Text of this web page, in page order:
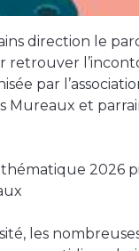
direction le
retrouver
par
Mureaux et
2026
les